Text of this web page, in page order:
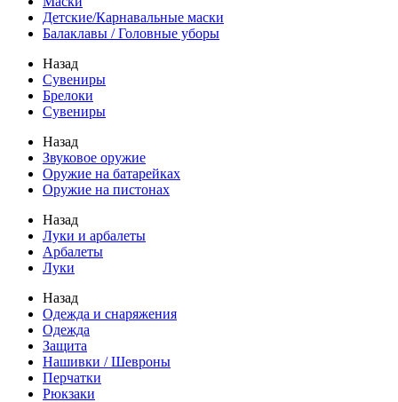
Детские/Карнавальные маски
Балаклавы / Головные уборы
Назад
Сувениры
Брелоки
Сувениры
Назад
Звуковое оружие
Оружие на батарейках
Оружие на пистонах
Назад
Луки и арбалеты
Арбалеты
Луки
Назад
Одежда и снаряжения
Одежда
Защита
Нашивки / Шевроны
Перчатки
Рюкзаки